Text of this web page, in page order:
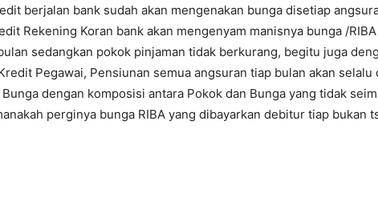
berjalan bank sudah akan mengenakan bunga disetiap
Rekening Koran bank akan mengenyam manisnya bunga /
sedangkan pokok pinjaman tidak berkurang, begitu juga
Pegawai, Pensiunan semua angsuran tiap bulan akan selalu
dengan komposisi antara Pokok dan Bunga yang tidak
perginya bunga RIBA yang dibayarkan debitur tiap bukan